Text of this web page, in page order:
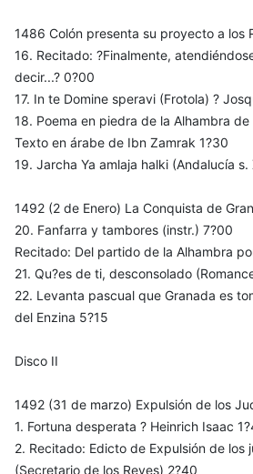
1486 Colón presenta su proyecto a los
16. Recitado: ?Finalmente,
decir...? 0?00
17. In te Domine speravi (Frotola) ?
18. Poema en piedra de la Alhambra de
Texto en árabe de Ibn Zamrak 1?30
19. Jarcha Ya amlaja halki (Andalucía s.
1492 (2 de Enero) La Conquista de
20. Fanfarra y tambores (instr.) 7?00
Recitado: Del partido de la Alhambra
21. Qu?es de ti, desconsolado
22. Levanta pascual que Granada es
del Enzina 5?15
Disco II
1492 (31 de marzo) Expulsión de los
1. Fortuna desperata ? Heinrich Isaac
2. Recitado: Edicto de Expulsión de los
(Secretario de los Reyes) 2?40